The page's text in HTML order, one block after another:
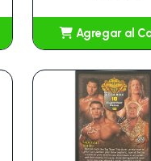
Agregar al